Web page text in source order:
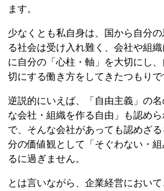
ます。
少なくとも私自身は、国から自分
る社会は受け入れ難く、会社や組
に自分の「心柱・軸」を大切にし
切にする働き方をしてきたつもりで
逆説的にいえば、「自由主義」の
な会社・組織を作る自由」も認め
で、そんな会社があっても認めざ
分の価値観として「そぐわない・
るに過ぎません。
とは言いながら、企業経営におい